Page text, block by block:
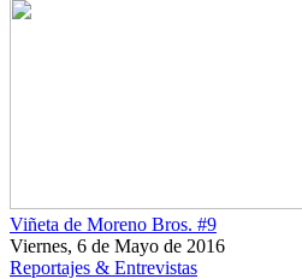
Viñeta de Moreno Bros. #9
Viernes, 6 de Mayo de 2016
Reportajes & Entrevistas